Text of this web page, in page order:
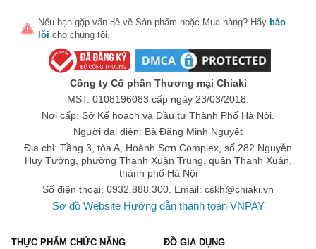
Nếu bạn gặp vấn đề về Sản phẩm hoặc Mua hàng? Hãy báo
lỗi cho chúng tôi.
Công ty Cổ phần Thương mại Chiaki
MST: 0108196083 cấp ngày 23/03/2018.
Nơi cấp: Sở Kế hoạch và Đầu tư Thành Phố Hà Nội.
Người đại diện: Bà Đặng Minh Nguyệt
Địa chỉ: Tầng 3, tòa A, Hoành Sơn Complex, số 282 Nguyễn
Huy Tưởng, phường Thanh Xuân Trung, quận Thanh Xuân,
thành phố Hà Nội
Số điện thoại: 0932.888.300. Email: cskh@chiaki.vn
Sơ đồ Website Hướng dẫn thanh toán VNPAY
THỰC PHẨM CHỨC NĂNG ĐỒ GIA DỤNG